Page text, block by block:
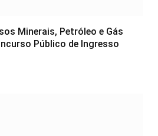
Minerais, Petróleo e Gás
Público de Ingresso